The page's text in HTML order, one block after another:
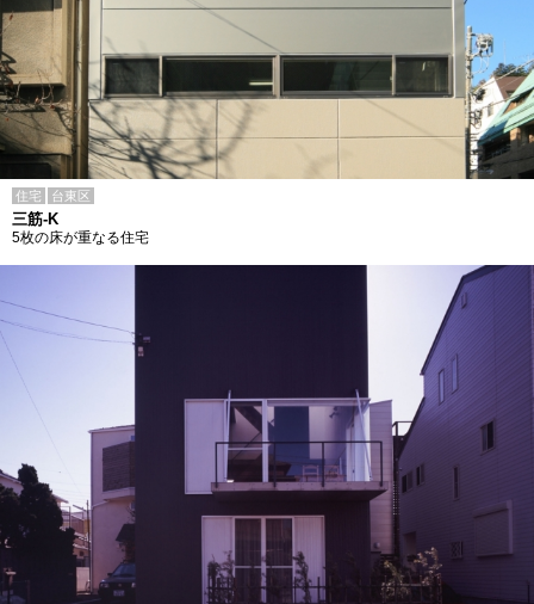
住宅 台東区
三筋-K
5枚の床が重なる住宅